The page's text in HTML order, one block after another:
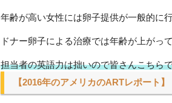
年齢が高い女性には卵子提供が一般的に
ドナー卵子による治療では年齢が上がっ
担当者の英語力は拙いので皆さんこちら
【2016年のアメリカのARTレポート】